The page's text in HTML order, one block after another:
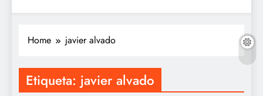
Home javier alvado
Etiqueta: javier alvado